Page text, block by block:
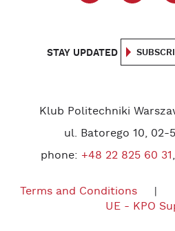
STAY UPDATED
Klub Politechniki
ul. Batorego 10, 02-
phone: +48 22 825 60 31,
Terms and Conditions
UE - KPO